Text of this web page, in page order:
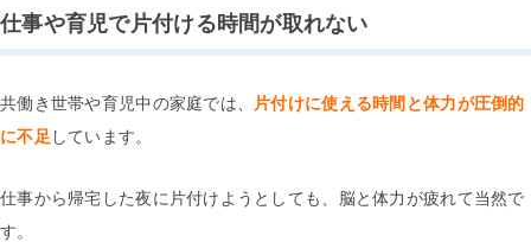
仕事や育児で片付ける時間が取れない
共働き世帯や育児中の家庭では、
片付けに使える時間と体力が圧倒的
に不足 しています。
仕事から帰宅した夜に片付けようとしても、脳と体力が疲れて当然で
す。